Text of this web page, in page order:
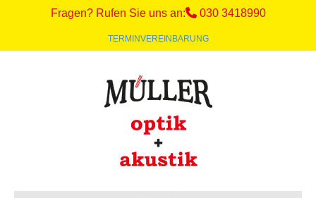
Fragen? Rufen Sie uns an: 030 3418990
TERMINVEREINBARUNG